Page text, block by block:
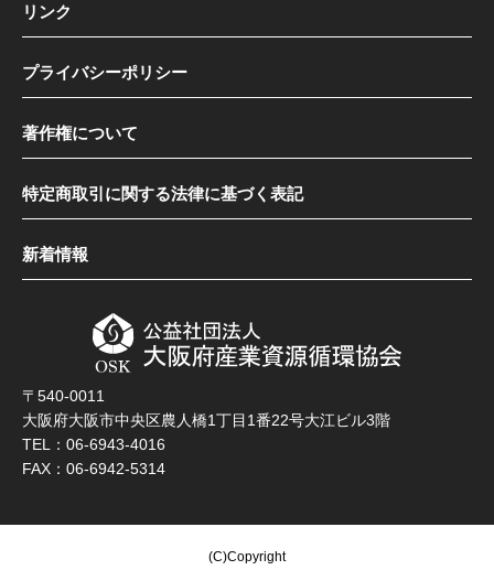
リンク
プライバシーポリシー
著作権について
特定商取引に関する法律に基づく表記
新着情報
〒540-0011
大阪府大阪市中央区農人橋1丁目1番22号大江ビル3階
TEL：06-6943-4016
FAX：06-6942-5314
(C)Copyright